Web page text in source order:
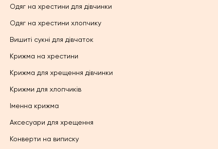
Одяг на хрестини для дівчинки
Одяг на хрестини хлопчику
Вишиті сукні для дівчаток
Крижма на хрестини
Крижма для хрещення дівчинки
Крижми для хлопчиків
Іменна крижма
Аксесуари для хрещення
Конверти на виписку